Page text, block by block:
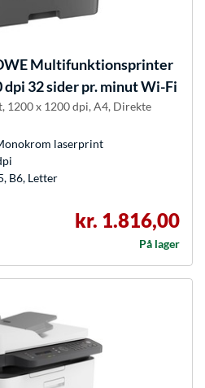
Multifunktionsprinter
dpi 32 sider pr. minut Wi-Fi
1200 x 1200 dpi, A4, Direkte
laserprint
B6, Letter
kr. 1.816,00
På lager